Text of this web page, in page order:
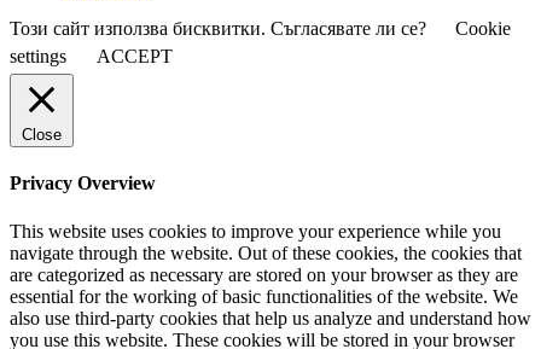
Този сайт използва бисквитки. Съгласявате ли се?
Cookie
settings
ACCEPT
Close
Privacy Overview
This website uses cookies to improve your experience while you
navigate through the website. Out of these cookies, the cookies that
are categorized as necessary are stored on your browser as they are
essential for the working of basic functionalities of the website. We
also use third-party cookies that help us analyze and understand how
you use this website. These cookies will be stored in your browser